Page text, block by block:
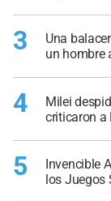
3
Una
un hombre
4
Milei
criticaron a
5
Invencible
los Juegos